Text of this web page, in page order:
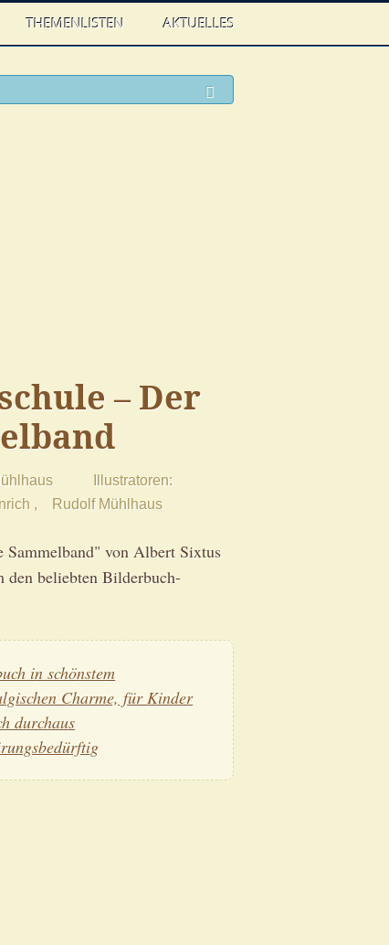
THEMENLISTEN AKTUELLES
– Der
Illustratoren
Rudolf Mühlhaus
Sammelband" von Albert Sixtus
den beliebten Bilderbuch-
in schönstem
Charme, für Kinder
durchaus